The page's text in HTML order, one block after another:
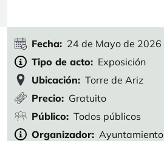
Fecha
24 de Mayo de 2026
Tipo de acto
Exposición
Ubicación
Torre de Ariz
Precio
Gratuito
Público
Todos públicos
Organizador Ayuntamiento